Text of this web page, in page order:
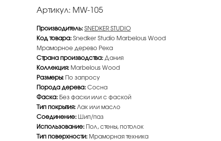
Артикул: MW-105
Производитель:SNEDKER STUDIO
Код товара:Snedker Studio Marbelous Wood
Мраморное дерево Река
Страна производства: Дания
Коллекция: Marbelous Wood
Размеры: По запросу
Порода дерева:Сосна
Фаска: Без фаски или с фаской
Тип покрытия: Лак или масло
Соединение: Шип/паз
Использование: Пол, стены, потолок
Тип поверхности: Мраморная техника